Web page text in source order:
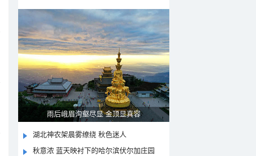
雨后峨眉沟壑尽显 金顶显真容
湖北神农架晨雾缭绕 秋色迷人
秋意浓 蓝天映衬下的哈尔滨伏尔加庄园